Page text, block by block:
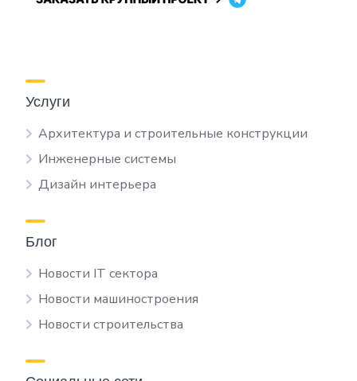
Услуги
Архитектура и строительные конструкции
Инженерные системы
Дизайн интерьера
Блог
Новости IT сектора
Новости машиностроения
Новости строительства